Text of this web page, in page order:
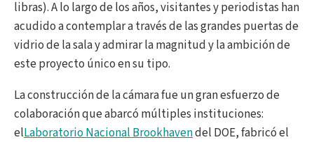
libras). A lo largo de los años, visitantes y periodistas han
acudido a contemplar a través de las grandes puertas de
vidrio de la sala y admirar la magnitud y la ambición de
este proyecto único en su tipo.
La construcción de la cámara fue un gran esfuerzo de
colaboración que abarcó múltiples instituciones:
elLaboratorio Nacional Brookhavendel DOE, fabricó el